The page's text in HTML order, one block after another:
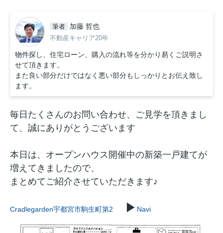
筆者 加藤 哲也
不動産キャリア20年
物件探し、住宅ローン、購入の流れ等を分かり易くご説明さ
せて頂きます。
また良い部分だけではなく悪い部分もしっかりとお伝え致し
ます。
毎日たくさんのお問い合わせ、ご見学を頂きまし
て、誠にありがとうございます
本日は、オープンハウス開催中の新築一戸建てが
増えてきましたので、
まとめてご紹介させていただきます♪
Cradlegarden宇都宮市駒生町第2 ▶ Navi